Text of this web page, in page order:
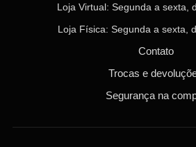
Loja Virtual: Segunda a sexta,
Loja Física: Segunda a sexta,
Contato
Trocas e
Segurança na